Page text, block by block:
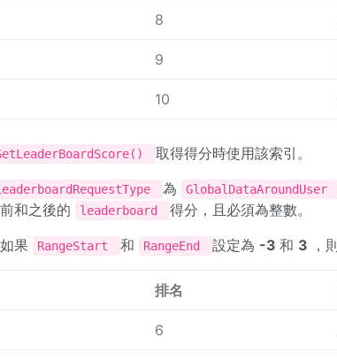
8
9
10
取得得分時使用該索引。
為 GlobalDataAroundUser
和之後的
leaderboard
得分，且必須為整數。
果
RangeStart 和 RangeEnd 設定為 -3 和 3 ，
排名
6